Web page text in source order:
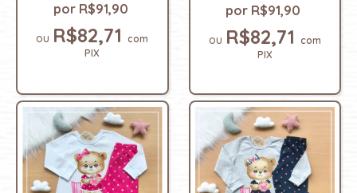
R$91,90
R$82,71com
PIX
R$91,90
R$82,71 com
PIX